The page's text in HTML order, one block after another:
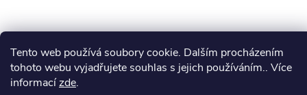
Tento web používá soubory cookie. Dalším procházením
tohoto webu vyjadřujete souhlas s jejich používáním.. Více
informacízde.